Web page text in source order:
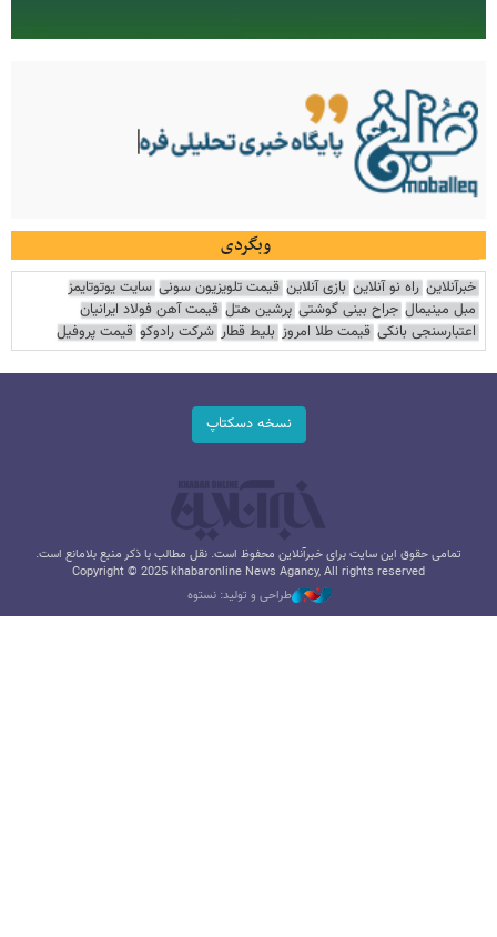
وبگردی
خبرآنلاین راه نو آنلاین بازی آنلاین قیمت تلویزیون سونی سایت یوتوتایمز
مبل مینیمال جراح بینی گوشتی پرشین هتل قیمت آهن فولاد ایرانیان
اعتبارسنجی بانکی قیمت طلا امروز بلیط قطار شرکت رادوکو قیمت پروفیل
نسخه دسکتاپ
تمامی حقوق این سایت برای خبرآنلاین محفوظ است. نقل مطالب با ذکر منبع بلامانع است.
Copyright © 2025 khabaronline News Agancy, All rights reserved
طراحی و تولید: نستوه